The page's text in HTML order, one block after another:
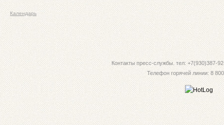
Календарь
Контакты пресс-службы. тел: +7(930)387-
Телефон горячей линии: 8